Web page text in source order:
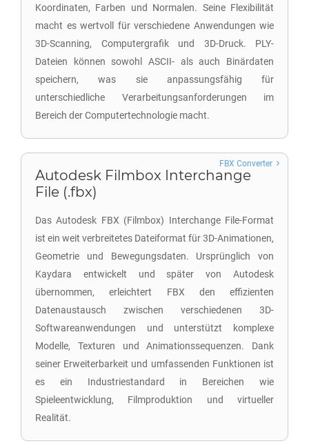
Koordinaten, Farben und Normalen. Seine Flexibilität
macht es wertvoll für verschiedene Anwendungen wie
3D-Scanning, Computergrafik und 3D-Druck. PLY-
Dateien können sowohl ASCII- als auch Binärdaten
speichern, was sie anpassungsfähig für
unterschiedliche Verarbeitungsanforderungen im
Bereich der Computertechnologie macht.
Autodesk Filmbox Interchange
File (.fbx)
Das Autodesk FBX (Filmbox) Interchange File-Format
ist ein weit verbreitetes Dateiformat für 3D-Animationen,
Geometrie und Bewegungsdaten. Ursprünglich von
Kaydara entwickelt und später von Autodesk
übernommen, erleichtert FBX den effizienten
Datenaustausch zwischen verschiedenen 3D-
Softwareanwendungen und unterstützt komplexe
Modelle, Texturen und Animationssequenzen. Dank
seiner Erweiterbarkeit und umfassenden Funktionen ist
es ein Industriestandard in Bereichen wie
Spieleentwicklung, Filmproduktion und virtueller
Realität.
FBX Converter